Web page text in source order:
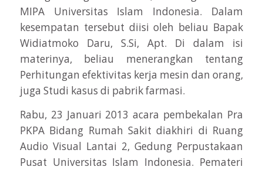
MIPA Universitas Islam Indonesia. Dalam
kesempatan tersebut diisi oleh beliau Bapak
Widiatmoko Daru, S.Si, Apt. Di dalam isi
materinya, beliau menerangkan tentang
Perhitungan efektivitas kerja mesin dan orang,
juga Studi kasus di pabrik farmasi.
Rabu, 23 Januari 2013 acara pembekalan Pra
PKPA Bidang Rumah Sakit diakhiri di Ruang
Audio Visual Lantai 2, Gedung Perpustakaan
Pusat Universitas Islam Indonesia. Pemateri